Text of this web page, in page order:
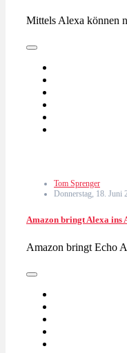
Mittels Alexa können
Tom Sprenger
Donnerstag, 18. Juni
Amazon bringt Alexa ins
Amazon bringt Echo